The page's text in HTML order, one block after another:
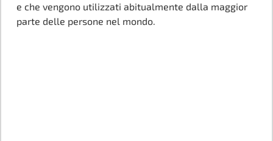
e che vengono utilizzati abitualmente dalla maggior
parte delle persone nel mondo.